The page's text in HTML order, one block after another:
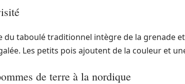
du taboulé traditionnel intègre de la grenade
Les petits pois ajoutent de la couleur et
de terre à la nordique